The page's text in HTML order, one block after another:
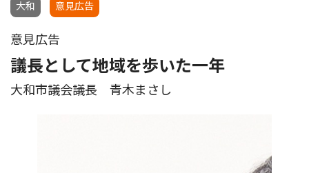
大和 意見広告
意見広告
議長として地域を歩いた一年
大和市議会議長 青木まさし